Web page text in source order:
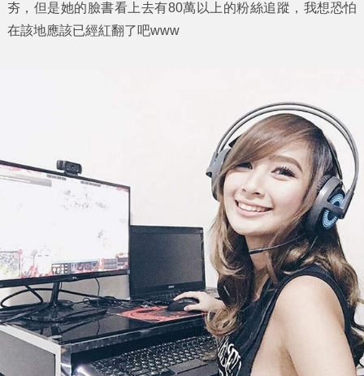
夯，但是她的臉書看上去有80萬以上的粉絲追蹤，我想恐怕
在該地應該已經紅翻了吧www